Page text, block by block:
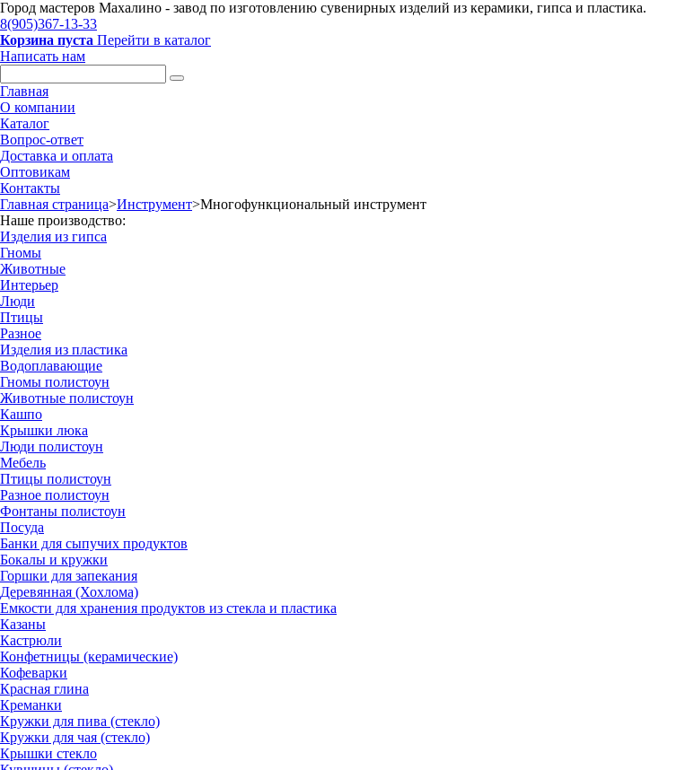
Город мастеров Mахалино - завод по изготовлению сувенирных изделий из керамики, гипса и пластика.
8(905)367-13-33
Корзина пуста Перейти в каталог
Написать нам
Главная
О компании
Каталог
Вопрос-ответ
Доставка и оплата
Оптовикам
Контакты
Главная страница>Инструмент>Многофункциональный инструмент
Наше производство:
Изделия из гипса
Гномы
Животные
Интерьер
Люди
Птицы
Разное
Изделия из пластика
Водоплавающие
Гномы полистоун
Животные полистоун
Кашпо
Крышки люка
Люди полистоун
Мебель
Птицы полистоун
Разное полистоун
Фонтаны полистоун
Посуда
Банки для сыпучих продуктов
Бокалы и кружки
Горшки для запекания
Деревянная (Хохлома)
Емкости для хранения продуктов из стекла и пластика
Казаны
Кастрюли
Конфетницы (керамические)
Кофеварки
Красная глина
Креманки
Кружки для пива (стекло)
Кружки для чая (стекло)
Крышки стекло